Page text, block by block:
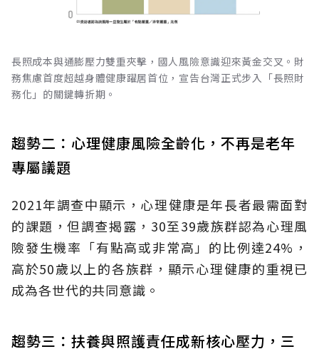
長照成本與通膨壓力雙重夾擊，國人風險意識迎來黃金交叉。財
務焦慮首度超越身體健康躍居首位，宣告台灣正式步入「長照財
務化」的關鍵轉折期。
趨勢二：心理健康風險全齡化，不再是老年
專屬議題
2021年調查中顯示，心理健康是年長者最需面對
的課題，但調查揭露，30至39歲族群認為心理風
險發生機率「有點高或非常高」的比例達24%，
高於50歲以上的各族群，顯示心理健康的重視已
成為各世代的共同意識。
趨勢三：扶養與照護責任成新核心壓力，三